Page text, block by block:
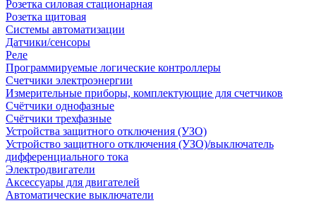
Розетка силовая стационарная
Розетка щитовая
Системы автоматизации
Датчики/сенсоры
Реле
Программируемые логические контроллеры
Счетчики электроэнергии
Измерительные приборы, комплектующие для счетчиков
Счётчики однофазные
Счётчики трехфазные
Устройства защитного отключения (УЗО)
Устройство защитного отключения (УЗО)/выключатель
дифференциального тока
Электродвигатели
Аксессуары для двигателей
Автоматические выключатели